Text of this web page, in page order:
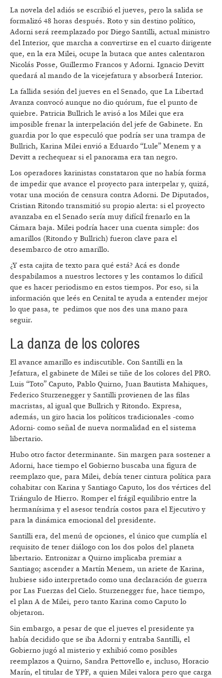
La novela del adiós se escribió el jueves, pero la salida se
formalizó 48 horas después. Roto y sin destino político,
Adorni será reemplazado por Diego Santilli, actual ministro
del Interior, que marcha a convertirse en el cuarto dirigente
que, en la era Milei, ocupe la butaca que antes calentaron
Nicolás Posse, Guillermo Francos y Adorni. Ignacio Devitt
quedará al mando de la vicejefatura y absorberá Interior.
La fallida sesión del jueves en el Senado, que La Libertad
Avanza convocó aunque no dio quórum, fue el punto de
quiebre. Patricia Bullrich le avisó a los Milei que era
imposible frenar la interpelación del jefe de Gabinete. En
guardia por lo que especuló que podría ser una trampa de
Bullrich, Karina Milei envió a Eduardo “Lule” Menem y a
Devitt a rechequear si el panorama era tan negro.
Los operadores karinistas constataron que no había forma
de impedir que avance el proyecto para interpelar y, quizá,
votar una moción de censura contra Adorni. De Diputados,
Cristian Ritondo transmitió su propio alerta: si el proyecto
avanzaba en el Senado sería muy difícil frenarlo en la
Cámara baja. Milei podría hacer una cuenta simple: dos
amarillos (Ritondo y Bullrich) fueron clave para el
desembarco de otro amarillo.
¿Y esta cajita de texto para qué está? Acá es donde
despabilamos a nuestros lectores y les contamos lo difícil
que es hacer periodismo en estos tiempos. Por eso, si la
información que leés en Cenital te ayuda a entender mejor
lo que pasa, te pedimos que nos des una mano para
seguir.
La danza de los colores
El avance amarillo es indiscutible. Con Santilli en la
Jefatura, el gabinete de Milei se tiñe de los colores del PRO.
Luis “Toto” Caputo, Pablo Quirno, Juan Bautista Mahiques,
Federico Sturzenegger y Santilli provienen de las filas
macristas, al igual que Bullrich y Ritondo. Expresa,
además, un giro hacia los políticos tradicionales -como
Adorni- como señal de nueva normalidad en el sistema
libertario.
Hubo otro factor determinante. Sin margen para sostener a
Adorni, hace tiempo el Gobierno buscaba una figura de
reemplazo que, para Milei, debía tener cintura política para
cohabitar con Karina y Santiago Caputo, los dos vértices del
Triángulo de Hierro. Romper el frágil equilibrio entre la
hermanísima y el asesor tendría costos para el Ejecutivo y
para la dinámica emocional del presidente.
Santilli era, del menú de opciones, el único que cumplía el
requisito de tener diálogo con los dos polos del planeta
libertario. Entronizar a Quirno implicaba premiar a
Santiago; ascender a Martín Menem, un ariete de Karina,
hubiese sido interpretado como una declaración de guerra
por Las Fuerzas del Cielo. Sturzenegger fue, hace tiempo,
el plan A de Milei, pero tanto Karina como Caputo lo
objetaron.
Sin embargo, a pesar de que el jueves el presidente ya
había decidido que se iba Adorni y entraba Santilli, el
Gobierno jugó al misterio y exhibió como posibles
reemplazos a Quirno, Sandra Pettovello e, incluso, Horacio
Marín, el titular de YPF, a quien Milei valora pero que carga